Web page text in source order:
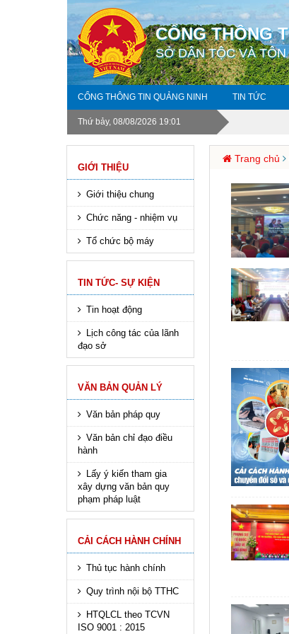
CỔNG THÔNG
SỞ DÂN TỘC VÀ
CỔNG THÔNG TIN QUẢNG NINH TIN TỨC
Thứ bảy, 08/08/2026 19:01
GIỚI THIỆU
Giới thiệu chung
Chức năng - nhiệm vụ
Tổ chức bộ máy
TIN TỨC- SỰ KIỆN
Tin hoạt động
Lịch công tác của lãnh
đạo sở
VĂN BẢN QUẢN LÝ
Văn bản pháp quy
Văn bản chỉ đạo điều
hành
Lấy ý kiến tham gia
xây dựng văn bản quy
phạm pháp luật
CẢI CÁCH HÀNH CHÍNH
Thủ tục hành chính
Quy trình nội bộ TTHC
HTQLCL theo TCVN
ISO 9001 : 2015
Trang chủ